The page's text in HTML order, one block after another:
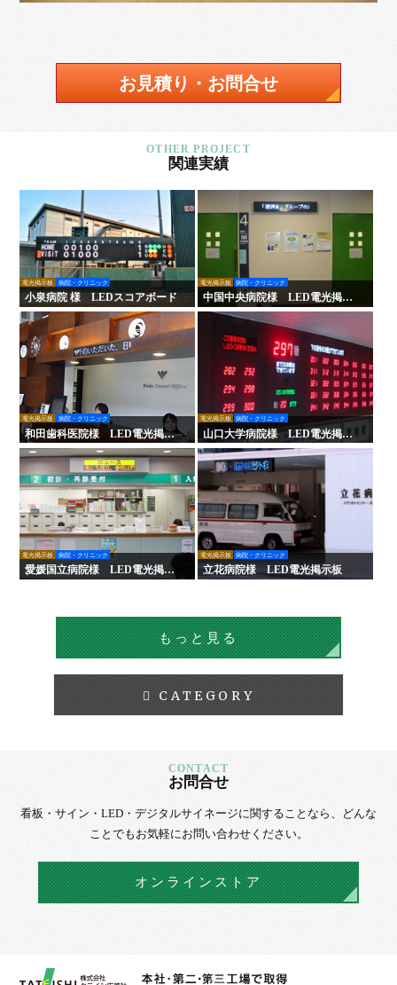
お見積り・お問合せ
関連実績
電光掲示板 病院・クリニック
小泉病院 様 LEDスコアボード
電光掲示板 病院・クリニック
中国中央病院様 LED電光掲示
板
電光掲示板 病院・クリニック
和田歯科医院様 LED電光掲示
板
電光掲示板 病院・クリニック
山口大学病院様 LED電光掲示
板
電光掲示板 病院・クリニック
愛媛国立病院様 LED電光掲示
板
電光掲示板 病院・クリニック
立花病院様 LED電光掲示板
もっと見る
CATEGORY
お問合せ
看板・サイン・LED・デジタルサイネージに関することなら、
どんな
ことでもお気軽にお問い合わせください。
オンラインストア